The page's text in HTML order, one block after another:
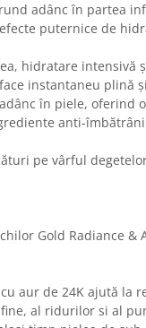
adânc în partea
puternice de
hidratare intensivă
instantaneu plină
în piele, oferind
anti-
pe vârful
Gold Radiance &
aur de 24K ajută la
al ridurilor si al